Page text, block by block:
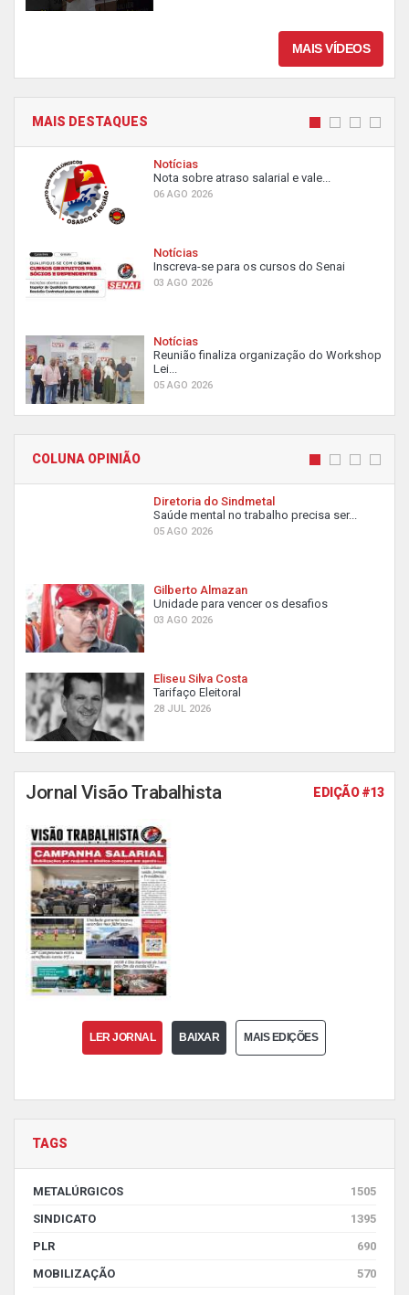
MAIS VÍDEOS
MAIS DESTAQUES
Notícias
Nota sobre atraso salarial e vale...
06 AGO 2026
Notícias
Inscreva-se para os cursos do Senai
03 AGO 2026
Notícias
Reunião finaliza organização do Workshop
Lei...
05 AGO 2026
COLUNA OPINIÃO
Diretoria do Sindmetal
Saúde mental no trabalho precisa ser...
05 AGO 2026
Gilberto Almazan
Unidade para vencer os desafios
03 AGO 2026
Eliseu Silva Costa
Tarifaço Eleitoral
28 JUL 2026
Jornal Visão Trabalhista EDIÇÃO #13
LER JORNAL BAIXAR MAIS EDIÇÕES
TAGS
METALÚRGICOS
1505
SINDICATO
1395
PLR
690
MOBILIZAÇÃO
570